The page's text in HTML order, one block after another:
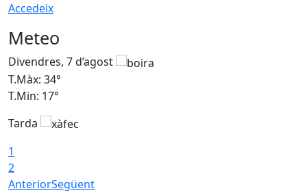
Accedeix
Meteo
Divendres, 7 d’agost
T.Màx: 34°
T.Min: 17°
Tarda
1
2
AnteriorSegüent